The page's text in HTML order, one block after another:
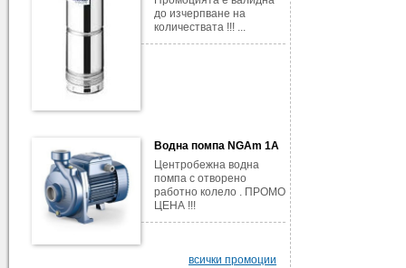
до изчерпване на
количествата !!! ...
Водна помпа NGAm 1A
Центробежна водна
помпа с отворено
работно колело . ПРОМО
ЦЕНА !!!
всички промоции